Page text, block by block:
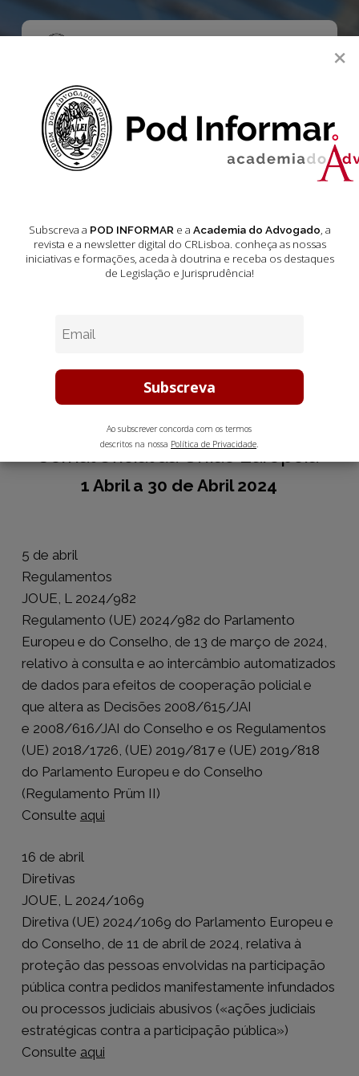
main
Menu
Academia do Advogado
Jornal Oficial da União Europeia
Legislação Jornal
Oficial da União
Europeia
Jornal Oficial da União Europeia
1 Abril a 30 de Abril 2024
5 de abril
Regulamentos
JOUE, L 2024/982
Regulamento (UE) 2024/982 do Parlamento
Europeu e do Conselho, de 13 de março de 2024,
relativo à consulta e ao intercâmbio automatizados
de dados para efeitos de cooperação policial e
que altera as Decisões 2008/615/JAI
e 2008/616/JAI do Conselho e os Regulamentos
(UE) 2018/1726, (UE) 2019/817 e (UE) 2019/818
do Parlamento Europeu e do Conselho
(Regulamento Prüm II)
Consulte aqui
16 de abril
Diretivas
JOUE, L 2024/1069
Diretiva (UE) 2024/1069 do Parlamento Europeu e
do Conselho, de 11 de abril de 2024, relativa à
proteção das pessoas envolvidas na participação
pública contra pedidos manifestamente infundados
ou processos judiciais abusivos («ações judiciais
estratégicas contra a participação pública»)
Consulte aqui
×
Subscreva a POD INFORMARe a Academia do Advogado, a
revista e a newsletter digital do CRLisboa. conheça as nossas
iniciativas e formações, aceda à doutrina e receba os destaques
de Legislação e Jurisprudência!
Ao subscrever concorda com os termos
descritos na nossa Política de Privacidade.